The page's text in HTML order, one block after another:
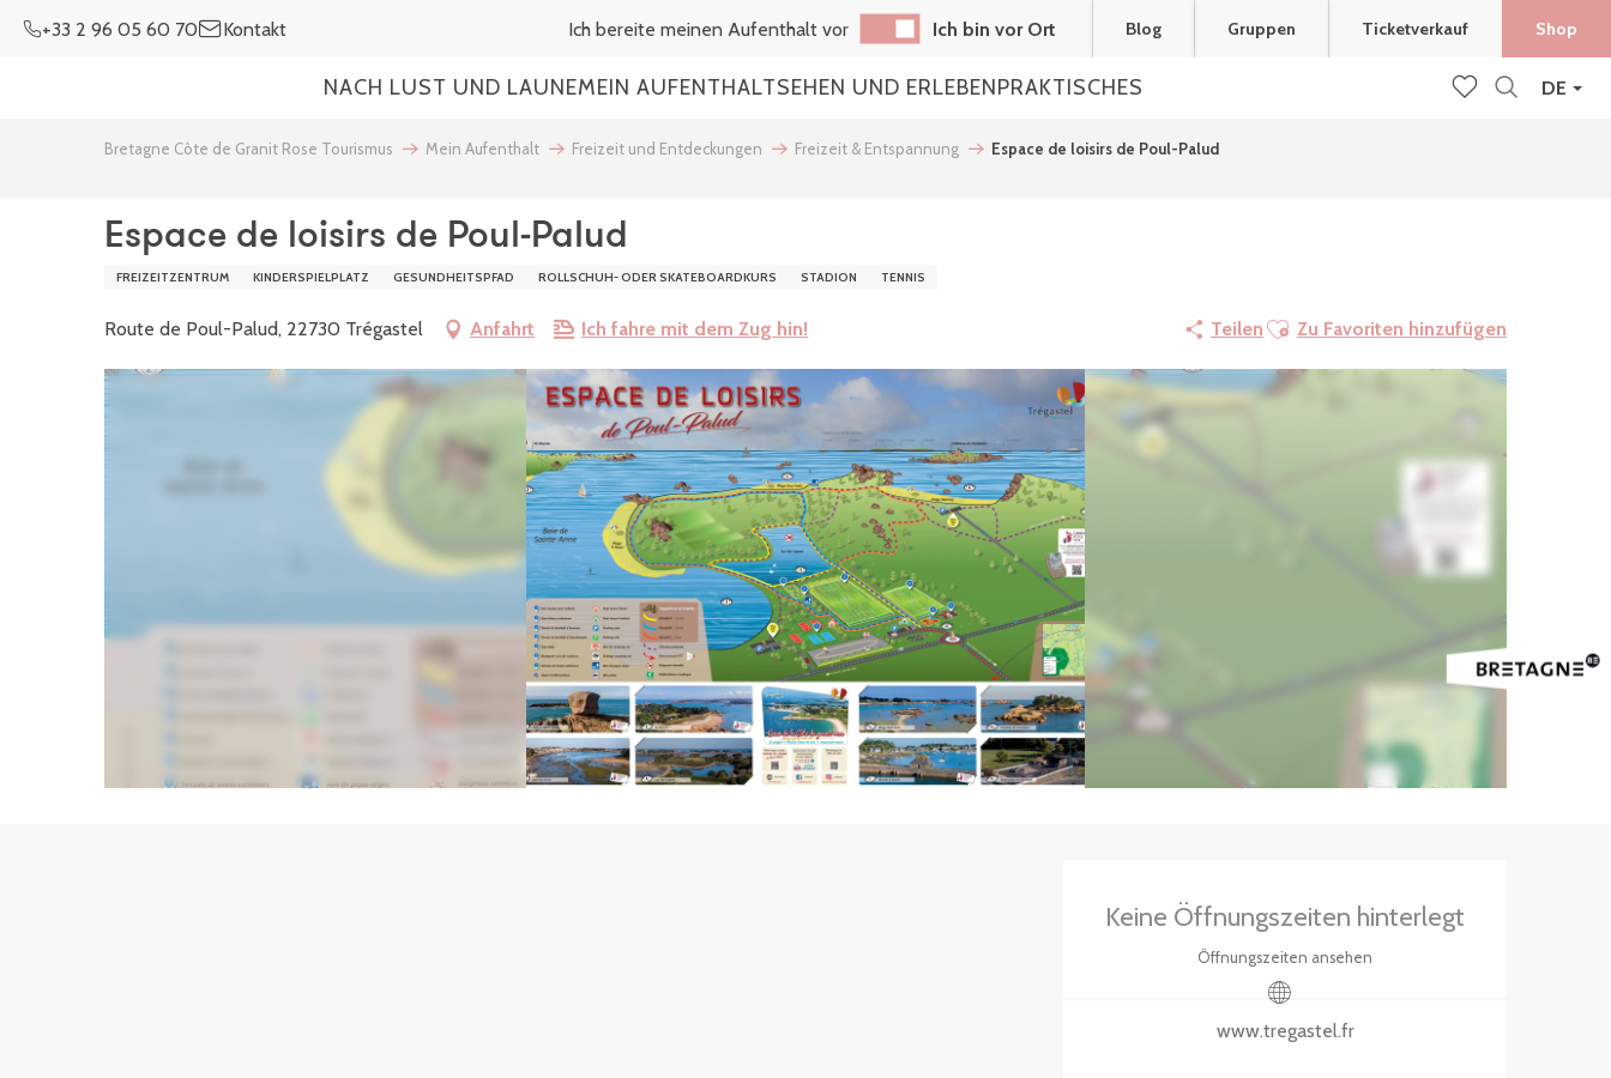
DE
+33 2 96 05 60 70 Kontakt Ich bereite meinen Aufenthalt vor Ich bin vor Ort Blog Gruppen Ticketverkauf Shop
NACH LUST UND LAUNEMEIN AUFENTHALTSEHEN UND ERLEBENPRAKTISCHES
Bretagne Côte de Granit Rose Tourismus Mein Aufenthalt Freizeit und Entdeckungen Freizeit & Entspannung Espace de loisirs de Poul-Palud
Espace de loisirs de Poul-Palud
FREIZEITZENTRUM KINDERSPIELPLATZ GESUNDHEITSPFAD ROLLSCHUH- ODER SKATEBOARDKURS STADION TENNIS
Route de Poul-Palud, 22730 Trégastel Anfahrt Ich fahre mit dem Zug hin! Teilen Ajouter aux favoris
Zu Favoriten hinzufügen
Öffnungszeiten &
Keine Öffnungszeiten hinterlegt
Öffnungszeiten ansehen
www.tregastel.fr